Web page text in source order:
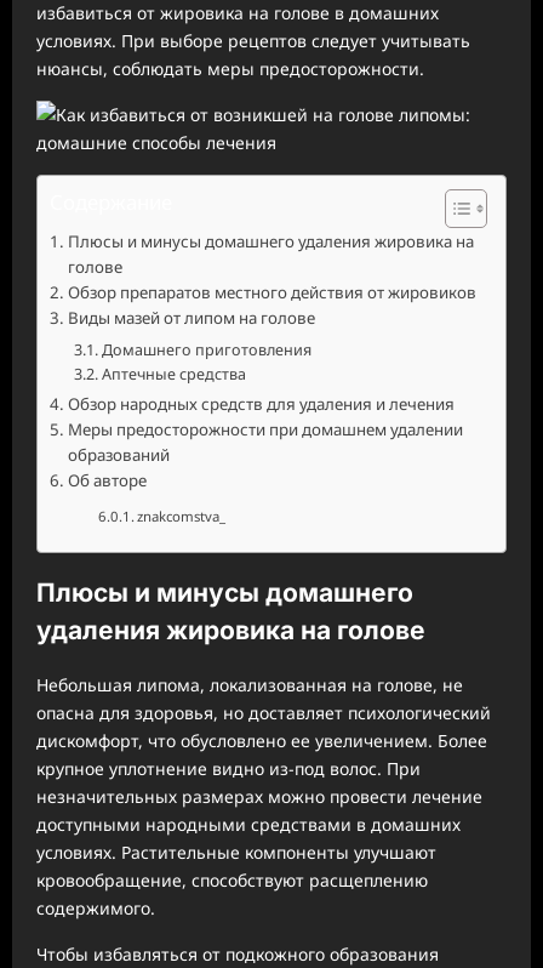
избавиться от жировика на голове в домашних
условиях. При выборе рецептов следует учитывать
нюансы, соблюдать меры предосторожности.
Плюсы и минусы домашнего удаления жировика на
голове
Обзор препаратов местного действия от жировиков
Виды мазей от липом на голове
Домашнего приготовления
Аптечные средства
Обзор народных средств для удаления и лечения
Меры предосторожности при домашнем удалении
образований
Об авторе
znakcomstva_
Плюсы и минусы домашнего
удаления жировика на голове
Небольшая липома, локализованная на голове, не
опасна для здоровья, но доставляет психологический
дискомфорт, что обусловлено ее увеличением. Более
крупное уплотнение видно из-под волос. При
незначительных размерах можно провести лечение
доступными народными средствами в домашних
условиях. Растительные компоненты улучшают
кровообращение, способствуют расщеплению
содержимого.
Чтобы избавляться от подкожного образования